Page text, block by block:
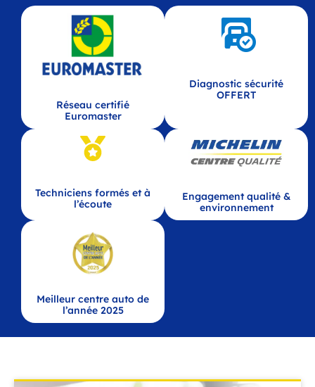
Réseau certifié
Euromaster
Diagnostic sécurité
OFFERT
Techniciens formés et à
l’écoute
Engagement qualité &
environnement
Meilleur centre auto de
l’année 2025